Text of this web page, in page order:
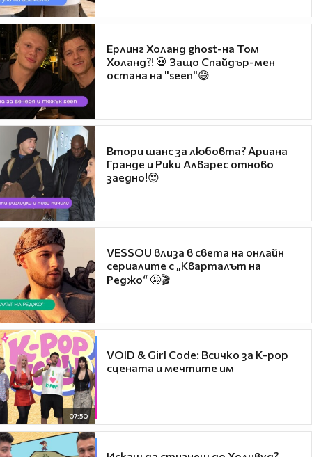
Ерлинг Холанд ghost-на Том
Холанд?! 💀 Защо Спайдър-мен
остана на "seen"😅
Втори шанс за любовта? Ариана
Гранде и Рики Алварес отново
заедно!😍
VESSOU влиза в света на онлайн
сериалите с „Кварталът на
Реджо“ 🤩🎬
07:50
VOID & Girl Code: Всичко за K-pop
сцената и мечтите им